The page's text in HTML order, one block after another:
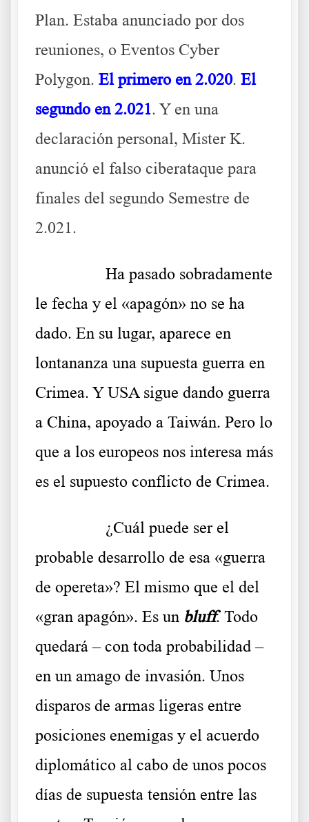
Plan. Estaba anunciado por dos
reuniones, o Eventos Cyber
Polygon. El primero en 2.020. El
segundo en 2.021. Y en una
declaración personal, Mister K.
anunció el falso ciberataque para
finales del segundo Semestre de
2.021.
Ha pasado sobradamente
le fecha y el «apagón» no se ha
dado. En su lugar, aparece en
lontananza una supuesta guerra en
Crimea. Y USA sigue dando guerra
a China, apoyado a Taiwán. Pero lo
que a los europeos nos interesa más
es el supuesto conflicto de Crimea.
¿Cuál puede ser el
probable desarrollo de esa «guerra
de opereta»? El mismo que el del
«gran apagón». Es un bluff. Todo
quedará – con toda probabilidad –
en un amago de invasión. Unos
disparos de armas ligeras entre
posiciones enemigas y el acuerdo
diplomático al cabo de unos pocos
días de supuesta tensión entre las